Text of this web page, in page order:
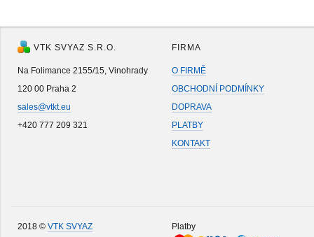
VTK SVYAZ S.R.O.
Na Folimance 2155/15, Vinohrady
120 00 Praha 2
sales@vtkt.eu
+420 777 209 321
FIRMA
O FIRMĚ
OBCHODNÍ PODMÍNKY
DOPRAVA
PLATBY
KONTAKT
2018 © VTK SVYAZ Platby